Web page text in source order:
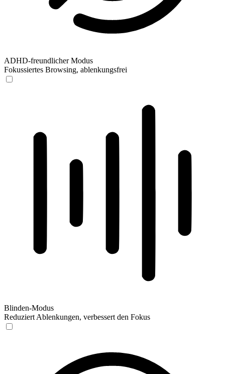
ADHD-freundlicher Modus
Fokussiertes Browsing, ablenkungsfrei
Blinden-Modus
Reduziert Ablenkungen, verbessert den Fokus